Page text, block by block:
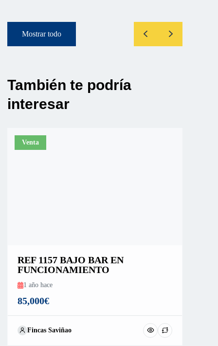
Mostrar todo
También te podría
interesar
Venta
REF 1157 BAJO BAR EN
FUNCIONAMIENTO
1 año hace
85,000€
Fincas Saviñao